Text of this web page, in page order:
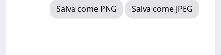
Salva come PNG
Salva come JPEG